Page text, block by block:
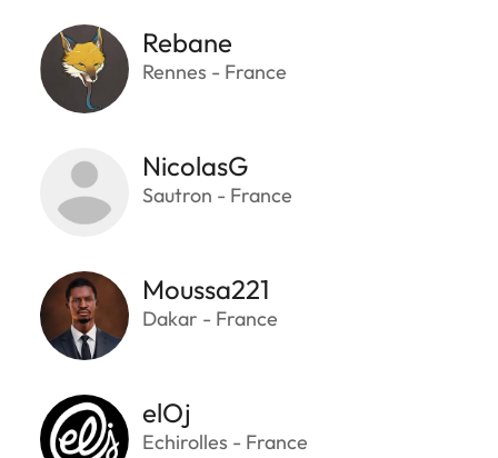
Rebane
Rennes - France
NicolasG
Sautron - France
Moussa221
Dakar - France
elOj
Echirolles - France